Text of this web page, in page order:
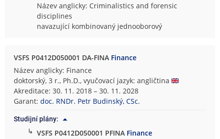
Název anglicky: Criminalistics and forensic
disciplines
navazující kombinovaný jednooborový
VSFS P0412D050001 DA-FINA Finance
Název anglicky: Finance
doktorský, 3 r., Ph.D., vyučovací jazyk: angličtina
Akreditace: 30. 11. 2018 – 30. 11. 2028
Garant:doc. RNDr. Petr Budinský, CSc.
Studijní plány:
↳ VSFS P0412D050001 PFINA Finance